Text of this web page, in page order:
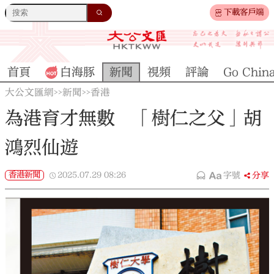
下載客戶端
首頁 白海豚 新聞 視頻 評論 Go
大公文匯網>>新聞>>香港
為港育才無數 「樹仁之父」胡
鴻烈仙遊
香港新聞 2025.07.29 08:26 字號 分享